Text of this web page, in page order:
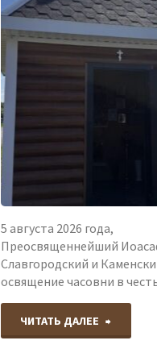
5 августа 2026 года,
Преосвященнейший
Славгородский и
освящение часовни в
ЧИТАТЬ ДАЛЕЕ